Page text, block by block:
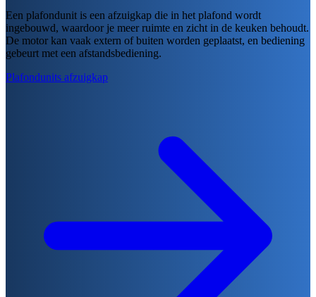
Een plafondunit is een afzuigkap die in het plafond wordt
ingebouwd, waardoor je meer ruimte en zicht in de keuken behoudt.
De motor kan vaak extern of buiten worden geplaatst, en bediening
gebeurt met een afstandsbediening.
Plafondunits afzuigkap